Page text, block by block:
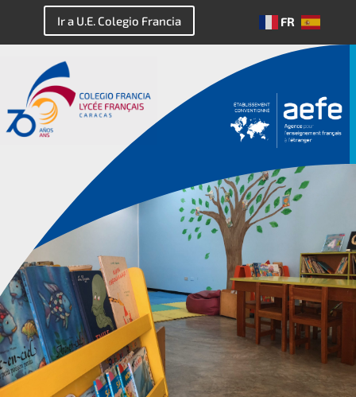
Ir a U.E. Colegio Francia
FR
ES